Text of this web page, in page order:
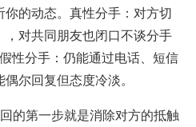
的动态。真性分手：对方切
对共同朋友也闭口不谈分手
性分手：仍能通过电话、短信
尔回复但态度冷淡。
的第一步就是消除对方的抵触